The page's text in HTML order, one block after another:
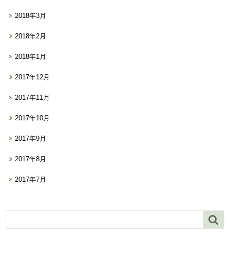
2018年3月
2018年2月
2018年1月
2017年12月
2017年11月
2017年10月
2017年9月
2017年8月
2017年7月
